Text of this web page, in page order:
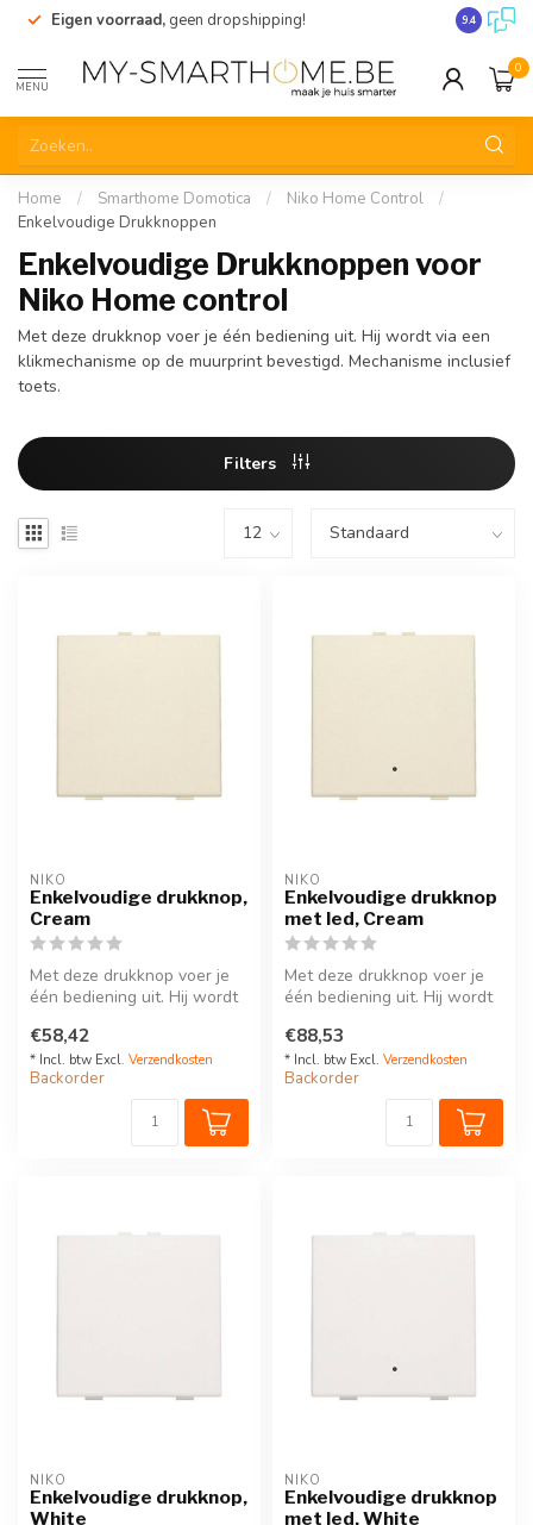
Eigen voorraad, geen dropshipping! 9.4
MENU
0
Home / Smarthome Domotica / Niko Home Control
/
Enkelvoudige Drukknoppen
Enkelvoudige Drukknoppen voor
Niko Home control
Met deze drukknop voer je één bediening uit. Hij wordt via een
klikmechanisme op de muurprint bevestigd. Mechanisme inclusief
toets.
Filters
NIKO
Enkelvoudige drukknop,
Cream
Met deze drukknop voer je
één bediening uit. Hij wordt
€58,42
* Incl. btw Excl. Verzendkosten
Backorder
NIKO
Enkelvoudige drukknop
met led, Cream
Met deze drukknop voer je
één bediening uit. Hij wordt
€88,53
* Incl. btw Excl. Verzendkosten
Backorder
NIKO
Enkelvoudige drukknop,
White
NIKO
Enkelvoudige drukknop
met led, White